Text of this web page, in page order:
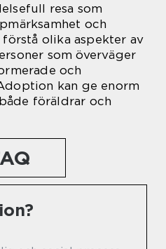
resa som
och
olika aspekter av
som överväger
och
kan ge enorm
föräldrar och